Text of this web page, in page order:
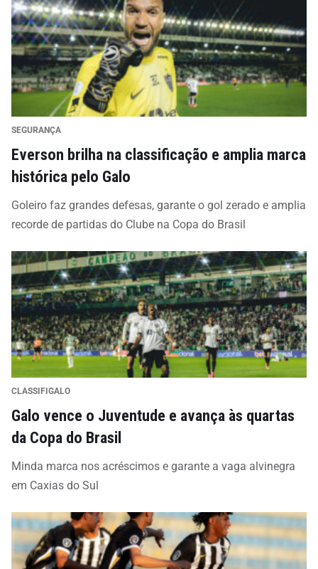
SEGURANÇA
Everson brilha na classificação e amplia marca
histórica pelo Galo
Goleiro faz grandes defesas, garante o gol zerado e amplia
recorde de partidas do Clube na Copa do Brasil
CLASSIFIGALO
Galo vence o Juventude e avança às quartas
da Copa do Brasil
Minda marca nos acréscimos e garante a vaga alvinegra
em Caxias do Sul